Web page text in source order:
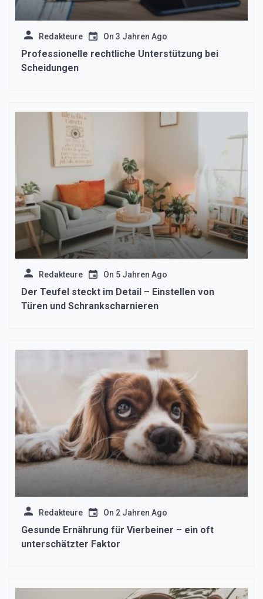
Redakteure On 3 Jahren Ago
Professionelle rechtliche Unterstützung bei
Scheidungen
Redakteure On 5 Jahren Ago
Der Teufel steckt im Detail – Einstellen von
Türen und Schrankscharnieren
Redakteure On 2 Jahren Ago
Gesunde Ernährung für Vierbeiner – ein oft
unterschätzter Faktor